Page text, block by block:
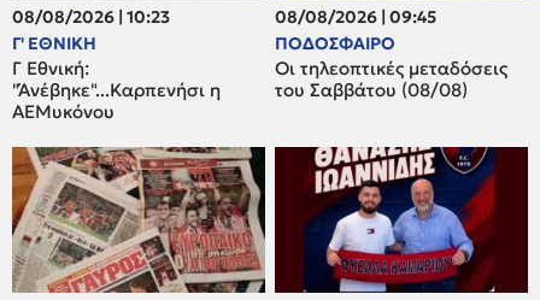
08/08/2026 | 10:23
Γ' ΕΘΝΙΚΗ
Γ Εθνική:
"Άνέβηκε"...Καρπενήσι η
ΑΕΜυκόνου
08/08/2026 | 09:45
ΠΟΔΟΣΦΑΙΡΟ
Οι τηλεοπτικές μεταδόσεις
του Σαββάτου (08/08)